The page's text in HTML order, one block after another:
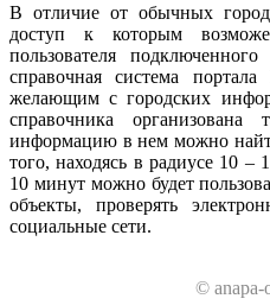
В отличие от обычных
доступ к которым
пользователя
справочная система
желающим с городских
справочника
информацию в нем можно
того, находясь в радиусе 10 –
10 минут можно будет
объекты, проверять
социальные сети.
© anapa-